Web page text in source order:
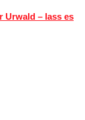
Urwald – lass es